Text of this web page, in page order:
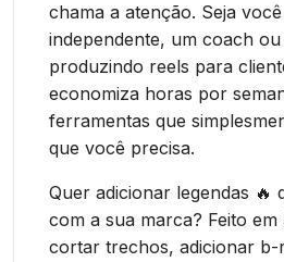
chama a atenção. Seja
independente, um coach
produzindo reels para
economiza horas por
ferramentas que
que você precisa.
Quer adicionar legendas 🔥
com a sua marca? Feito em
cortar trechos, adicionar